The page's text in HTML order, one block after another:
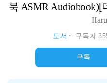
북 ASMR Audiobook)[
운이야기(공포.괴담)
도서 구독자
구독